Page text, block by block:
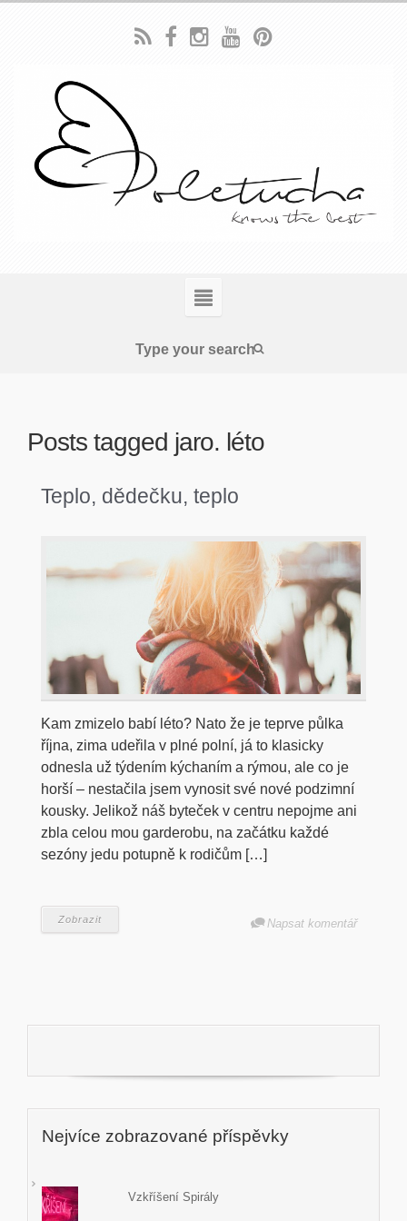
Posts tagged jaro. léto
Teplo, dědečku, teplo
Kam zmizelo babí léto? Nato že je teprve půlka
října, zima udeřila v plné polní, já to klasicky
odnesla už týdením kýchaním a rýmou, ale co je
horší – nestačila jsem vynosit své nové podzimní
kousky. Jelikož náš byteček v centru nepojme ani
zbla celou mou garderobu, na začátku každé
sezóny jedu potupně k rodičům […]
Zobrazit Napsat komentář
Nejvíce zobrazované příspěvky
Vzkříšení Spirály